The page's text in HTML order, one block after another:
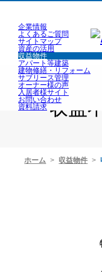
企業情報
よくあるご質問
サイトマップ
資産の活用
収益物件
アパート等建築
建物修繕・リフォーム
サブリース管理
オーナー様の声
入居者様サイト
お問い合わせ
資料請求 収益
ホーム 収益物件